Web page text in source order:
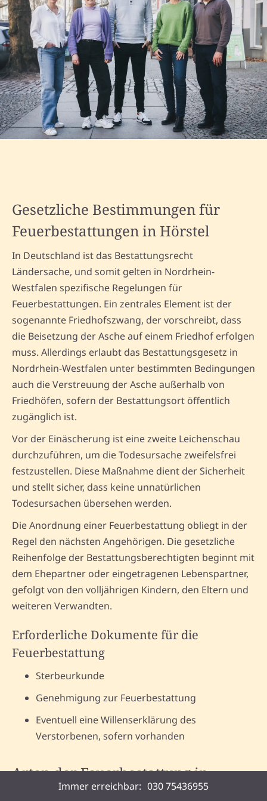
Gesetzliche Bestimmungen für
Feuerbestattungen in Hörstel
In Deutschland ist das Bestattungsrecht
Ländersache, und somit gelten in Nordrhein-
Westfalen spezifische Regelungen für
Feuerbestattungen. Ein zentrales Element ist der
sogenannte Friedhofszwang, der vorschreibt, dass
die Beisetzung der Asche auf einem Friedhof erfolgen
muss. Allerdings erlaubt das Bestattungsgesetz in
Nordrhein-Westfalen unter bestimmten Bedingungen
auch die Verstreuung der Asche außerhalb von
Friedhöfen, sofern der Bestattungsort öffentlich
zugänglich ist.
Vor der Einäscherung ist eine zweite Leichenschau
durchzuführen, um die Todesursache zweifelsfrei
festzustellen. Diese Maßnahme dient der Sicherheit
und stellt sicher, dass keine unnatürlichen
Todesursachen übersehen werden.
Die Anordnung einer Feuerbestattung obliegt in der
Regel den nächsten Angehörigen. Die gesetzliche
Reihenfolge der Bestattungsberechtigten beginnt mit
dem Ehepartner oder eingetragenen Lebenspartner,
gefolgt von den volljährigen Kindern, den Eltern und
weiteren Verwandten.
Erforderliche Dokumente für die
Feuerbestattung
Sterbeurkunde
Genehmigung zur Feuerbestattung
Eventuell eine Willenserklärung des
Verstorbenen, sofern vorhanden
Arten der Feuerbestattung in
HörstelImmer erreichbar: 030 75436955